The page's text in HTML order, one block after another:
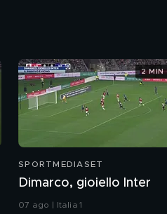
SPORTMEDIASET
Dimarco, gioiello Inter
07 ago | Italia 1
2 MIN